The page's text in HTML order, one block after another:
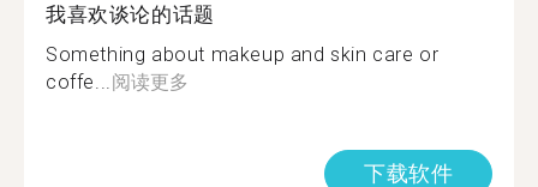
我喜欢谈论的话题
Something about makeup and skin care or
coffe... 阅读更多
下载软件